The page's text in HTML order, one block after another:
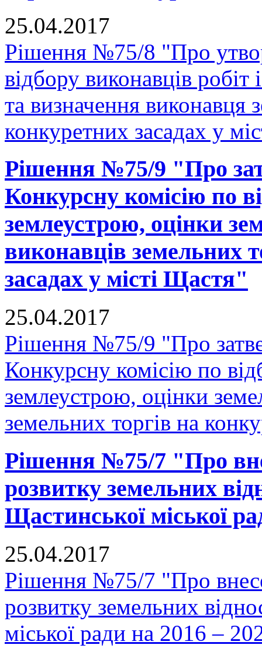
25.04.2017
Рішення №75/8 "Про
відбору виконавців
та визначення виконавця
конкуретних засадах у
Рішення №75/9 "Про
Конкурсну комісію по
землеустрою, оцінки
виконавців земельних
засадах у місті Щастя"
25.04.2017
Рішення №75/9 "Про
Конкурсну комісію по
землеустрою, оцінки
земельних торгів на
Рішення №75/7 "Про
розвитку земельних
Щастинської міської
25.04.2017
Рішення №75/7 "Про
розвитку земельних
міської ради на 2016 –